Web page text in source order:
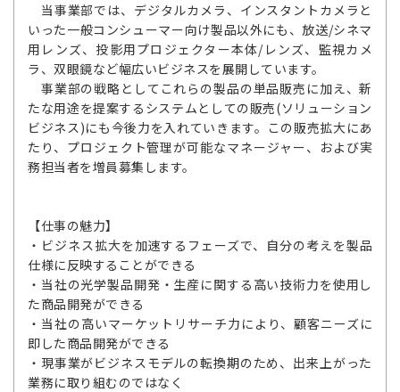
当事業部では、デジタルカメラ、インスタントカメラと
いった一般コンシューマー向け製品以外にも、放送/シネマ
用レンズ、投影用プロジェクター本体/レンズ、監視カメ
ラ、双眼鏡など幅広いビジネスを展開しています。
事業部の戦略としてこれらの製品の単品販売に加え、新
たな用途を提案するシステムとしての販売(ソリューション
ビジネス)にも今後力を入れていきます。この販売拡大にあ
たり、プロジェクト管理が可能なマネージャー、および実
務担当者を増員募集します。
【仕事の魅力】
・ビジネス拡大を加速するフェーズで、自分の考えを製品
仕様に反映することができる
・当社の光学製品開発・生産に関する高い技術力を使用し
た商品開発ができる
・当社の高いマーケットリサーチ力により、顧客ニーズに
即した商品開発ができる
・現事業がビジネスモデルの転換期のため、出来上がった
業務に取り組むのではなく